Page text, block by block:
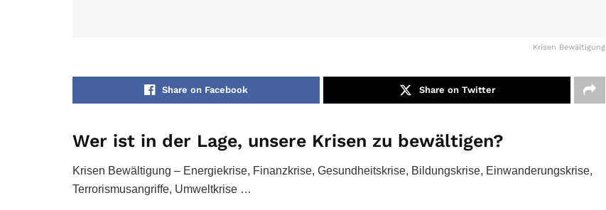
Krisen Bewältigung
Share on Facebook Share on Twitter
Wer ist in der Lage, unsere Krisen zu bewältigen?
Krisen Bewältigung – Energiekrise, Finanzkrise, Gesundheitskrise, Bildungskrise, Einwanderungskrise,
Terrorismusangriffe, Umweltkrise …